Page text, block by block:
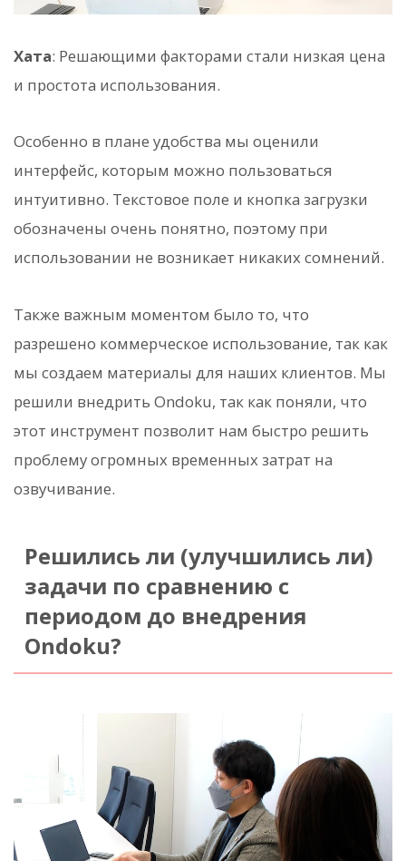
Хата: Решающими факторами стали низкая цена
и простота использования.
Особенно в плане удобства мы оценили
интерфейс, которым можно пользоваться
интуитивно. Текстовое поле и кнопка загрузки
обозначены очень понятно, поэтому при
использовании не возникает никаких сомнений.
Также важным моментом было то, что
разрешено коммерческое использование, так как
мы создаем материалы для наших клиентов. Мы
решили внедрить Ondoku, так как поняли, что
этот инструмент позволит нам быстро решить
проблему огромных временных затрат на
озвучивание.
Решились ли (улучшились ли)
задачи по сравнению с
периодом до внедрения
Ondoku?